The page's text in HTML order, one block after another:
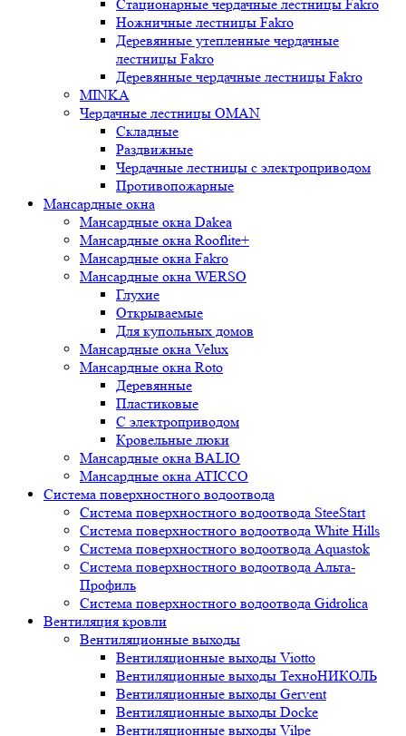
Стационарные чердачные лестницы Fakro
Ножничные лестницы Fakro
Деревянные утепленные чердачные
лестницы Fakro
Деревянные чердачные лестницы Fakro
MINKA
Чердачные лестницы OMAN
Складные
Раздвижные
Чердачные лестницы с электроприводом
Противопожарные
Мансардные окна
Мансардные окна Dakea
Мансардные окна Rooflite+
Мансардные окна Fakro
Мансардные окна WERSO
Глухие
Открываемые
Для купольных домов
Мансардные окна Velux
Мансардные окна Roto
Деревянные
Пластиковые
С электроприводом
Кровельные люки
Мансардные окна BALIO
Мансардные окна ATICCO
Система поверхностного водоотвода
Система поверхностного водоотвода SteeStart
Система поверхностного водоотвода White Hills
Система поверхностного водоотвода Aquastok
Система поверхностного водоотвода Альта-
Профиль
Система поверхностного водоотвода Gidrolica
Вентиляция кровли
Вентиляционные выходы
Вентиляционные выходы Viotto
Вентиляционные выходы ТехноНИКОЛЬ
Вентиляционные выходы Gervent
Вентиляционные выходы Docke
Вентиляционные выходы Vilpe